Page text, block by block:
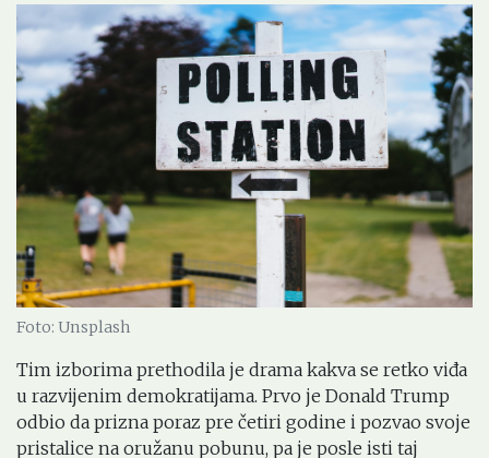
Foto: Unsplash
Tim izborima prethodila je drama kakva se retko viđa
u razvijenim demokratijama. Prvo je Donald Trump
odbio da prizna poraz pre četiri godine i pozvao svoje
pristalice na oružanu pobunu, pa je posle isti taj